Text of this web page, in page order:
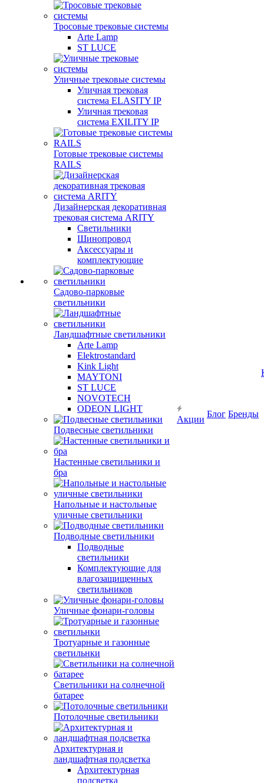
Тросовые трековые системы
Arte Lamp
ST LUCE
Уличные трековые системы
Уличная трековая
система ELASITY IP
Уличная трековая
система EXILITY IP
Готовые трековые системы
RAILS
Дизайнерская декоративная
трековая система ARITY
Светильники
Шинопровод
Аксессуары и
комплектующие
Садово-парковые
светильники
Ландшафтные светильники
Arte Lamp
Elektrostandard
Kink Light
MAYTONI
ST LUCE
NOVOTECH
ODEON LIGHT
Подвесные светильники
Настенные светильники и
бра
Напольные и настольные
уличные светильники
Подводные светильники
Подводные
светильники
Комплектующие для
влагозащищенных
светильников
Уличные фонари-головы
Тротуарные и газонные
светильнки
Светильники на солнечной
батарее
Потолочные светильники
Архитектурная и
ландшафтная подсветка
Архитектурная
подсветка
Акции
Блог Бренды